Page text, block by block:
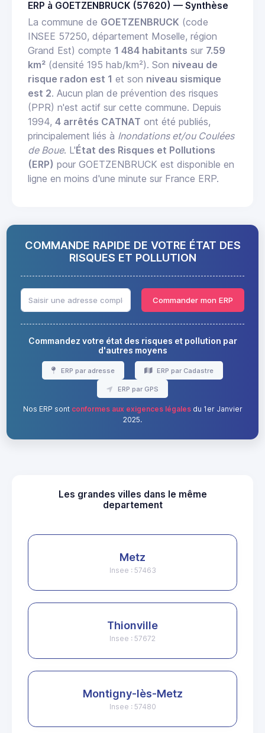
ERP à GOETZENBRUCK (57620) — Synthèse
La commune de GOETZENBRUCK (code
INSEE 57250, département Moselle, région
Grand Est) compte 1 484 habitants sur 7.59
km² (densité 195 hab/km²). Son niveau de
risque radon est 1 et son niveau sismique
est 2. Aucun plan de prévention des risques
(PPR) n'est actif sur cette commune. Depuis
1994, 4 arrêtés CATNAT ont été publiés,
principalement liés à Inondations et/ou Coulées
de Boue. L'État des Risques et Pollutions
(ERP) pour GOETZENBRUCK est disponible en
ligne en moins d'une minute sur France ERP.
COMMANDE RAPIDE DE VOTRE ÉTAT DES
RISQUES ET POLLUTION
Commander mon ERP
Commandez votre état des risques et pollution par
d'autres moyens
ERP par adresse ERP par Cadastre
ERP par GPS
Nos ERP sont conformes aux exigences légalesdu 1er Janvier
2025.
Les grandes villes dans le même
departement
Metz
Insee : 57463
Thionville
Insee : 57672
Montigny-lès-Metz
Insee : 57480